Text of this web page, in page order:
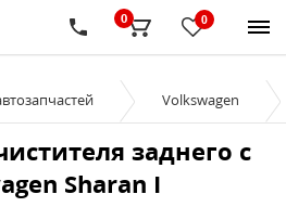
0
0
Volkswagen
заднего с
Sharan I